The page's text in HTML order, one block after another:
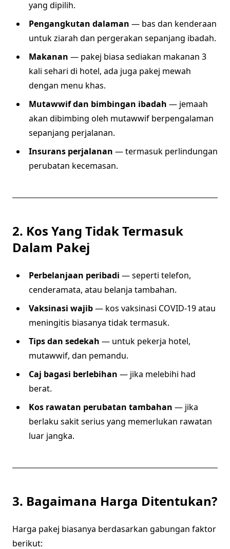
yang dipilih.
Pengangkutan dalaman — bas dan kenderaan
untuk ziarah dan pergerakan sepanjang ibadah.
Makanan — pakej biasa sediakan makanan 3
kali sehari di hotel, ada juga pakej mewah
dengan menu khas.
Mutawwif dan bimbingan ibadah — jemaah
akan dibimbing oleh mutawwif berpengalaman
sepanjang perjalanan.
Insurans perjalanan — termasuk perlindungan
perubatan kecemasan.
2. Kos Yang Tidak Termasuk
Dalam Pakej
Perbelanjaan peribadi — seperti telefon,
cenderamata, atau belanja tambahan.
Vaksinasi wajib— kos vaksinasi COVID-19 atau
meningitis biasanya tidak termasuk.
Tips dan sedekah — untuk pekerja hotel,
mutawwif, dan pemandu.
Caj bagasi berlebihan — jika melebihi had
berat.
Kos rawatan perubatan tambahan — jika
berlaku sakit serius yang memerlukan rawatan
luar jangka.
3. Bagaimana Harga Ditentukan?
Harga pakej biasanya berdasarkan gabungan faktor
berikut: